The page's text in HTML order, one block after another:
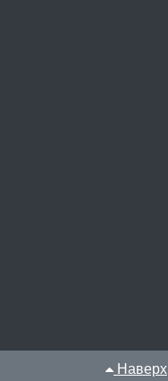
Наверх